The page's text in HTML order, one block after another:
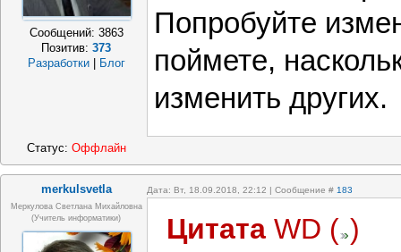
Сообщений: 3863
Позитив:373
Разработки
Блог
Попробуйте
поймете,
изменить других.
Статус: Оффлайн
merkulsvetla Дата: Вт, 18.09.2018, 22:12 | Сообщение # 183
Меркулова Светлана Михайловна
(учитель информатики)
Цитата WD ( )